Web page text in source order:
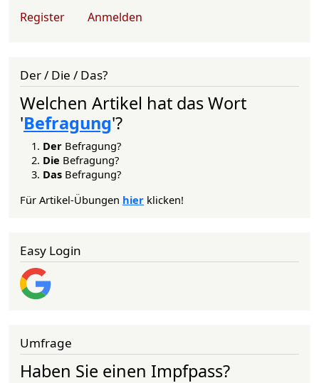
User account menu
Register Anmelden
Der / Die / Das?
Welchen Artikel hat das Wort
'Befragung'?
Der Befragung?
Die Befragung?
Das Befragung?
Für Artikel-Übungen hier klicken!
Easy Login
Umfrage
Haben Sie einen Impfpass?